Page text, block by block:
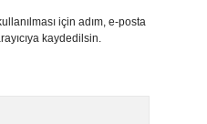
için adım, e-posta
kaydedilsin.